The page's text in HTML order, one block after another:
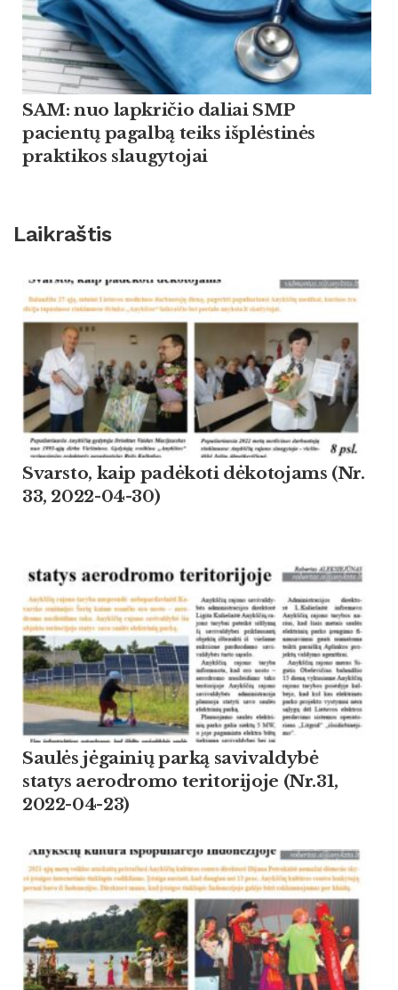
SAM: nuo lapkričio daliai SMP
pacientų pagalbą teiks išplėstinės
praktikos slaugytojai
Laikraštis
Svarsto, kaip padėkoti dėkotojams (Nr.
33, 2022-04-30)
Saulės jėgainių parką savivaldybė
statys aerodromo teritorijoje (Nr.31,
2022-04-23)